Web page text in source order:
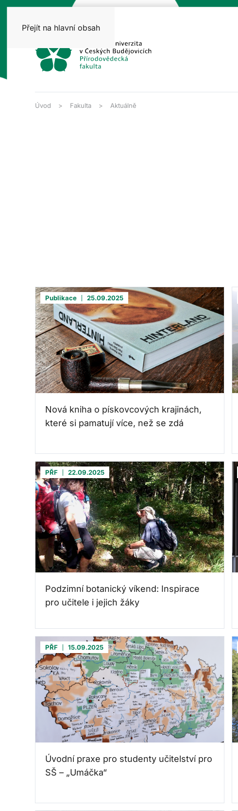
Přejít na hlavní obsah
Úvod Fakulta Aktuálně
Publikace 25.09.2025
Nová kniha o pískovcových krajinách,
které si pamatují více, než se zdá
PŘF 22.09.2025
Podzimní botanický víkend: Inspirace
pro učitele i jejich žáky
PŘF 15.09.2025
Úvodní praxe pro studenty učitelství pro
SŠ – „Umáčka“